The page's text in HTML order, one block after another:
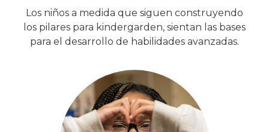
Los niños a medida que siguen construyendo
los pilares para kindergarden, sientan las bases
para el desarrollo de habilidades avanzadas.